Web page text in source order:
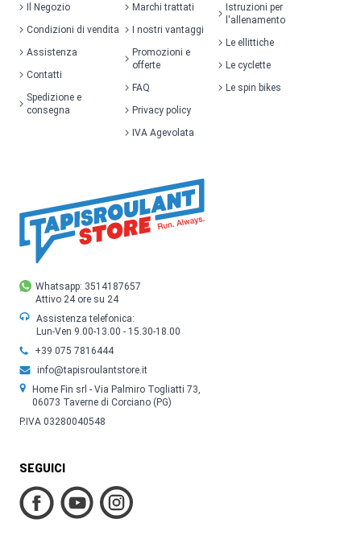
Whatsapp: 3514187657
Attivo 24 ore su 24
Assistenza telefonica:
Lun-Ven 9.00-13.00 - 15.30-18.00
+39 075 7816444
info@tapisroulantstore.it
Home Fin srl - Via Palmiro Togliatti 73,
06073 Taverne di Corciano (PG)
P.IVA 03280040548
SEGUICI
Il Negozio
Condizioni di vendita
Assistenza
Contatti
Spedizione e
consegna
Marchi trattati
I nostri vantaggi
Promozioni e
offerte
FAQ
Privacy policy
IVA Agevolata
Istruzioni per
l'allenamento
Le ellittiche
Le cyclette
Le spin bikes